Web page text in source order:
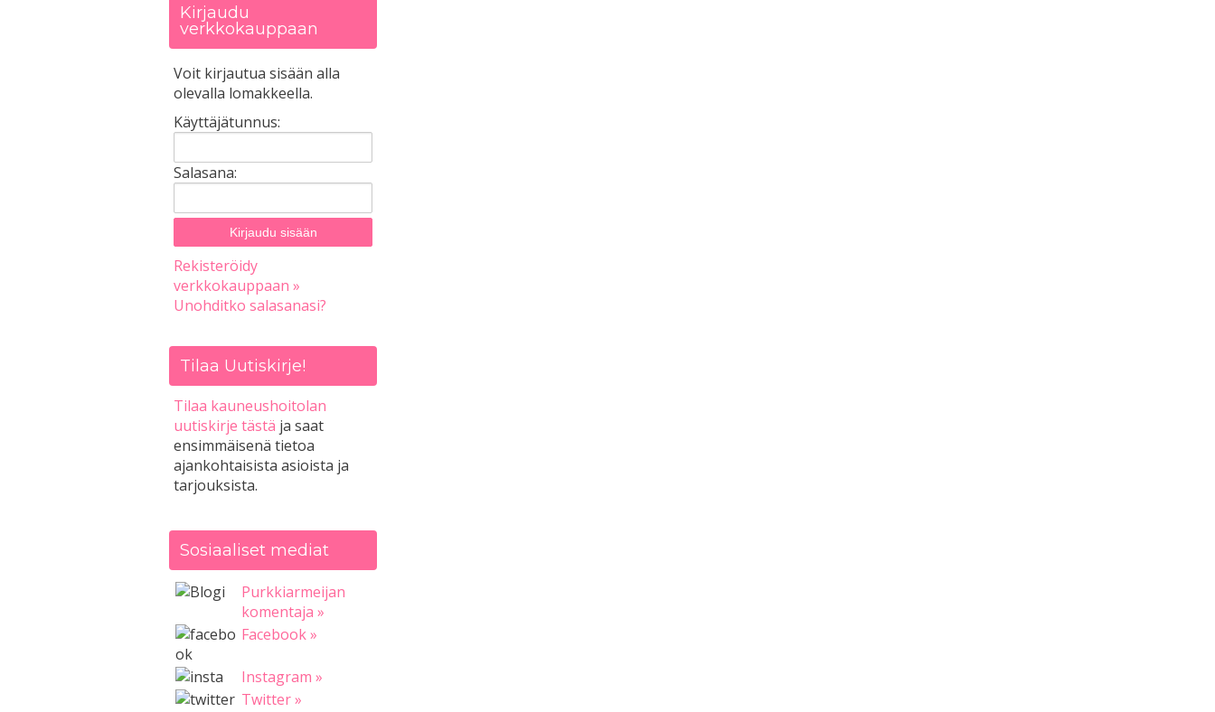
Kirjaudu
verkkokauppaan
Voit kirjautua sisään alla
olevalla lomakkeella.
Käyttäjätunnus:
Salasana:
Rekisteröidy
verkkokauppaan »
Unohditko salasanasi?
Tilaa Uutiskirje!
Tilaa kauneushoitolan
uutiskirje tästä ja saat
ensimmäisenä tietoa
ajankohtaisista asioista ja
tarjouksista.
Sosiaaliset mediat
Purkkiarmeijan
komentaja »
Facebook »
Instagram »
Twitter »